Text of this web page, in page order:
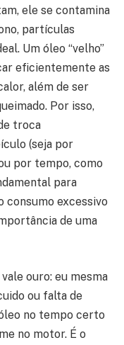
ele se contamina
partículas
Um óleo “velho”
eficientemente as
além de ser
Por isso,
troca
(seja por
por tempo, como
para
consumo excessivo
de uma
vale ouro: eu mesma
ou falta de
no tempo certo
no motor. É o